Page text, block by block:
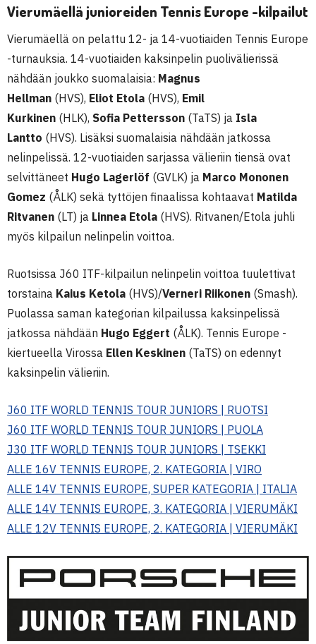
Vierumäellä junioreiden Tennis Europe -kilpailut
Vierumäellä on pelattu 12- ja 14-vuotiaiden Tennis Europe
-turnauksia. 14-vuotiaiden kaksinpelin puolivälierissä
nähdään joukko suomalaisia: Magnus
Hellman (HVS), Eliot Etola (HVS), Emil
Kurkinen (HLK), Sofia Pettersson (TaTS) ja Isla
Lantto (HVS). Lisäksi suomalaisia nähdään jatkossa
nelinpelissä. 12-vuotiaiden sarjassa välieriin tiensä ovat
selvittäneet Hugo Lagerlöf (GVLK) ja Marco Mononen
Gomez (ÅLK) sekä tyttöjen finaalissa kohtaavat Matilda
Ritvanen (LT) ja Linnea Etola (HVS). Ritvanen/Etola juhli
myös kilpailun nelinpelin voittoa.
Ruotsissa J60 ITF-kilpailun nelinpelin voittoa tuulettivat
torstaina Kaius Ketola (HVS)/Verneri Riikonen (Smash).
Puolassa saman kategorian kilpailussa kaksinpelissä
jatkossa nähdään Hugo Eggert (ÅLK). Tennis Europe -
kiertueella Virossa Ellen Keskinen (TaTS) on edennyt
kaksinpelin välieriin.
J60 ITF WORLD TENNIS TOUR JUNIORS | RUOTSI
J60 ITF WORLD TENNIS TOUR JUNIORS | PUOLA
J30 ITF WORLD TENNIS TOUR JUNIORS | TSEKKI
ALLE 16V TENNIS EUROPE, 2. KATEGORIA | VIRO
ALLE 14V TENNIS EUROPE, SUPER KATEGORIA | ITALIA
ALLE 14V TENNIS EUROPE, 3. KATEGORIA | VIERUMÄKI
ALLE 12V TENNIS EUROPE, 2. KATEGORIA | VIERUMÄKI